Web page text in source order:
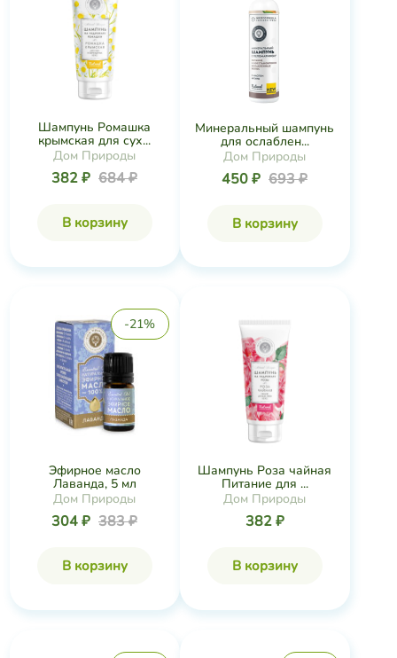
Шампунь Ромашка
крымская для сух...
Дом Природы
382 ₽ 684 ₽
В корзину
Минеральный шампунь
для ослаблен...
Дом Природы
450 ₽ 693 ₽
В корзину
-21%
Эфирное масло
Лаванда, 5 мл
Дом Природы
304 ₽ 383 ₽
В корзину
Шампунь Роза чайная
Питание для ...
Дом Природы
382 ₽
В корзину